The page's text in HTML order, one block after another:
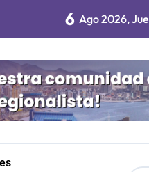
2.0”
6 Ago 2026, Jue